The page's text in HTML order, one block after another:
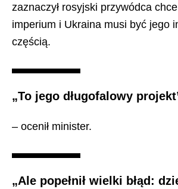
zaznaczył rosyjski przywódca
imperium i Ukraina musi być jego
częścią.
„To jego długofalowy
– ocenił minister.
„Ale popełnił wielki błąd: